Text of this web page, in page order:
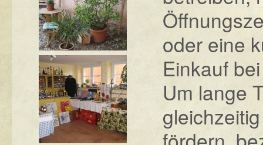
oder eine
Einkauf
Um lange